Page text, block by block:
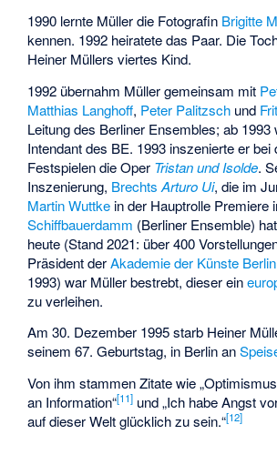
1990 lernte Müller die Fotografin Brigitte
kennen. 1992 heiratete das Paar. Die
Heiner Müllers viertes Kind.
1992 übernahm Müller gemeinsam mit
Matthias Langhoff, Peter Palitzsch und
Leitung des Berliner Ensembles; ab 1993
Intendant des BE. 1993 inszenierte er bei
Festspielen die Oper Tristan und Isolde.
Inszenierung, Brechts Arturo Ui, die im
Martin Wuttke in der Hauptrolle Premiere
Schiffbauerdamm (Berliner Ensemble)
heute (Stand 2021: über 400
Präsident derAkademie der Künste
1993) war Müller bestrebt, dieser ein
zu verleihen.
Am 30. Dezember 1995 starb Heiner
seinem 67. Geburtstag, in Berlin an
Von ihm stammen Zitate wie
an Information“[11] und „Ich habe Angst
auf dieser Welt glücklich zu sein.“[12]